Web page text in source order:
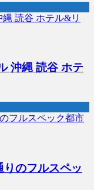
沖縄 読谷 ホテ
のフルスペッ